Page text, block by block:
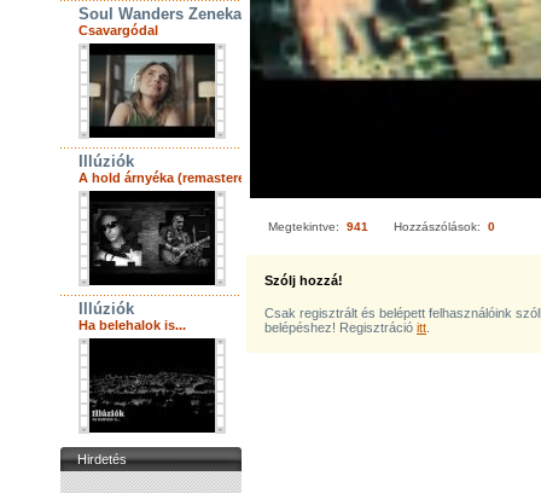
Soul Wanders Zenekar
Csavargódal
Illúziók
A hold árnyéka (remastered)
Illúziók
Ha belehalok is...
Hirdetés
Megtekintve: 941 Hozzászólások: 0
Szólj hozzá!
Csak regisztrált és belépett felhasználóink
belépéshez! Regisztráció itt